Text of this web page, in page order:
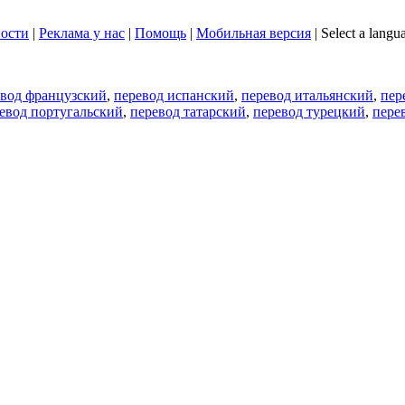
| Реклама у нас | Помощь | Мобильная версия | Select a
французский, перевод испанский, перевод итальянский,
португальский, перевод татарский, перевод турецкий,